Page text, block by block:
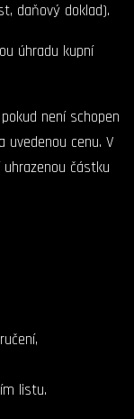
daňový doklad).
úhradu kupní
není schopen
uvedenou cenu. V
částku
listu.